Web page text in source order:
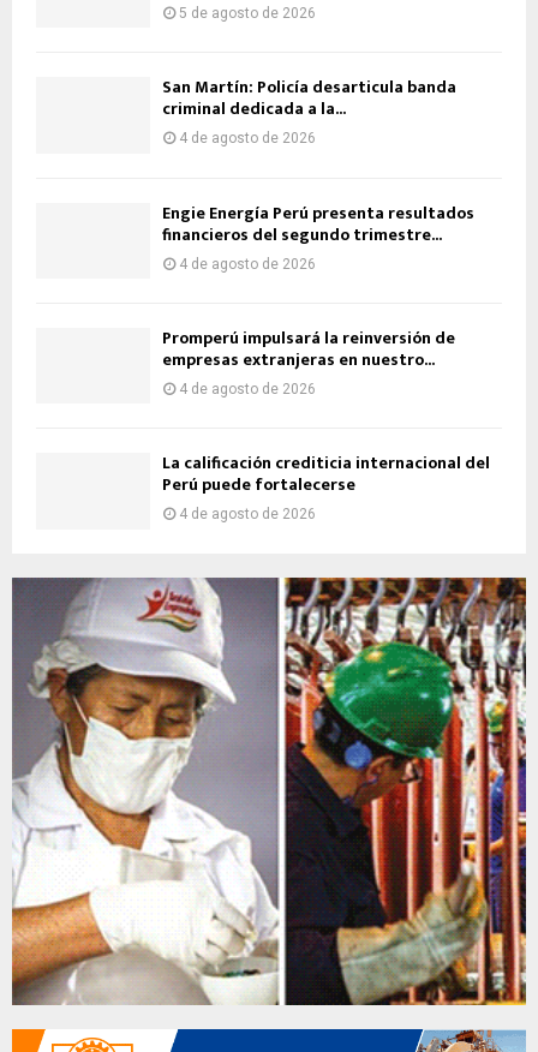
5 de agosto de 2026
San Martín: Policía desarticula banda
criminal dedicada a la...
4 de agosto de 2026
Engie Energía Perú presenta resultados
financieros del segundo trimestre...
4 de agosto de 2026
Promperú impulsará la reinversión de
empresas extranjeras en nuestro...
4 de agosto de 2026
La calificación crediticia internacional del
Perú puede fortalecerse
4 de agosto de 2026